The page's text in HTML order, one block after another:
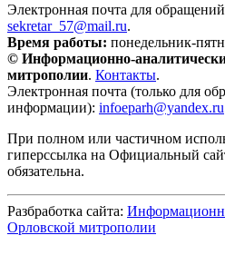
Электронная почта для
sekretar_57@mail.ru.
Время работы: понедельник-
© Информационно-
митрополии. Контакты.
Электронная почта (только для
информации): infoeparh@yandex.ru
При полном или частичном
гиперссылка на Официальный
обязательна.
Разбработка сайта:
Орловской митрополии